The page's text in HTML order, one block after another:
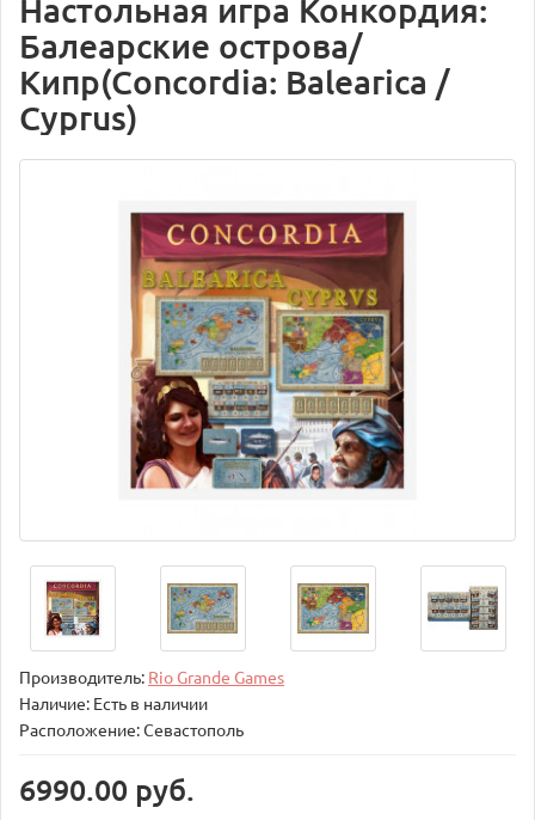
Настольная игра Конкордия:
Балеарские острова/
Кипр(Concordia: Balearica /
Cyprus)
Производитель: Rio Grande Games
Наличие: Есть в наличии
Расположение: Севастополь
6990.00 руб.